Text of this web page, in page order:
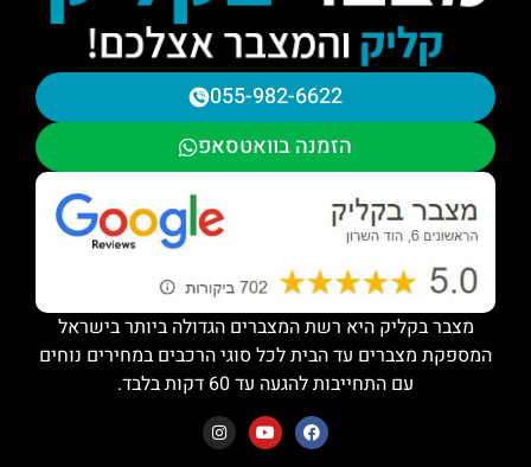
055-982-6622
הזמנה בוואטסאפ
מצבר בקליק היא רשת המצברים הגדולה ביותר בישראל
המספקת מצברים עד הבית לכל סוגי הרכבים במחירים נוחים
עם התחייבות להגעה עד 60 דקות בלבד.